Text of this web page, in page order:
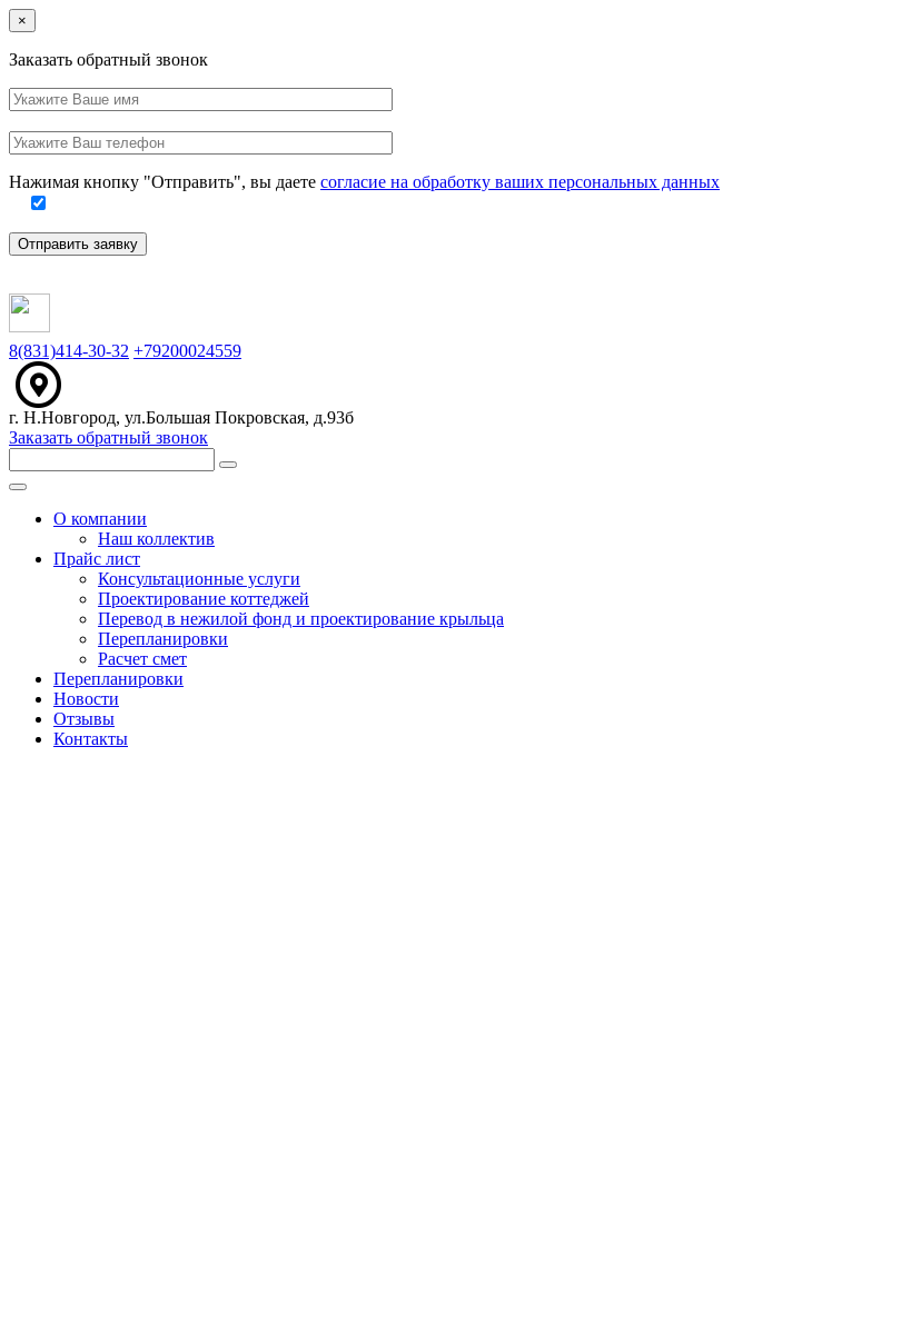
×
Заказать обратный звонок
Ваше
имя
это
Ваш
телефон
Нажимая кнопку "Отправить", вы даете согласие на обработку ваших персональных данных
Отправить заявку
8(831)414-30-32 +79200024559
г. Н.Новгород, ул.Большая Покровская, д.93б
Заказать обратный звонок
Меню
О компании
Наш коллектив
Прайс лист
Консультационные услуги
Проектирование коттеджей
Перевод в нежилой фонд и проектирование крыльца
Перепланировки
Расчет смет
Перепланировки
Новости
Отзывы
Контакты